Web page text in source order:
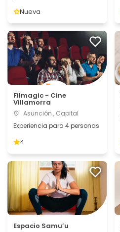
Nueva
Filmagic - Cine
Villamorra
Asunción , Capital
Experiencia para 4 personas
4
Espacio Samu’u